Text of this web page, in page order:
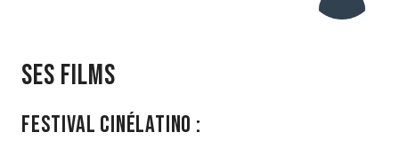
Ses films
Festival Cinélatino :